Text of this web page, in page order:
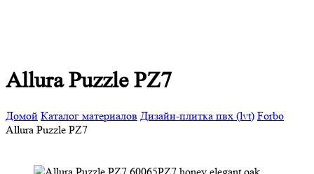
Allura Puzzle PZ7
Домой Каталог материалов Дизайн-плитка пвх (lvt) Forbo
Allura Puzzle PZ7